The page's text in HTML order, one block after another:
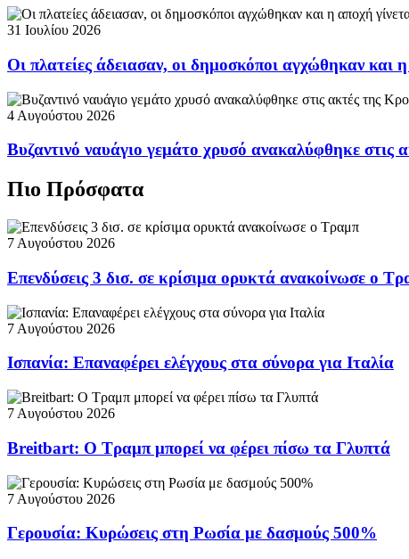
31 Ιουλίου 2026
Οι πλατείες άδειασαν, οι δημοσκόποι αγχώθηκαν και
4 Αυγούστου 2026
Βυζαντινό ναυάγιο γεμάτο χρυσό ανακαλύφθηκε στις
Πιο Πρόσφατα
7 Αυγούστου 2026
Επενδύσεις 3 δισ. σε κρίσιμα ορυκτά ανακοίνωσε ο
7 Αυγούστου 2026
Ισπανία: Επαναφέρει ελέγχους στα σύνορα για Ιταλία
7 Αυγούστου 2026
Breitbart: Ο Τραμπ μπορεί να φέρει πίσω τα Γλυπτά
7 Αυγούστου 2026
Γερουσία: Κυρώσεις στη Ρωσία με δασμούς 500%